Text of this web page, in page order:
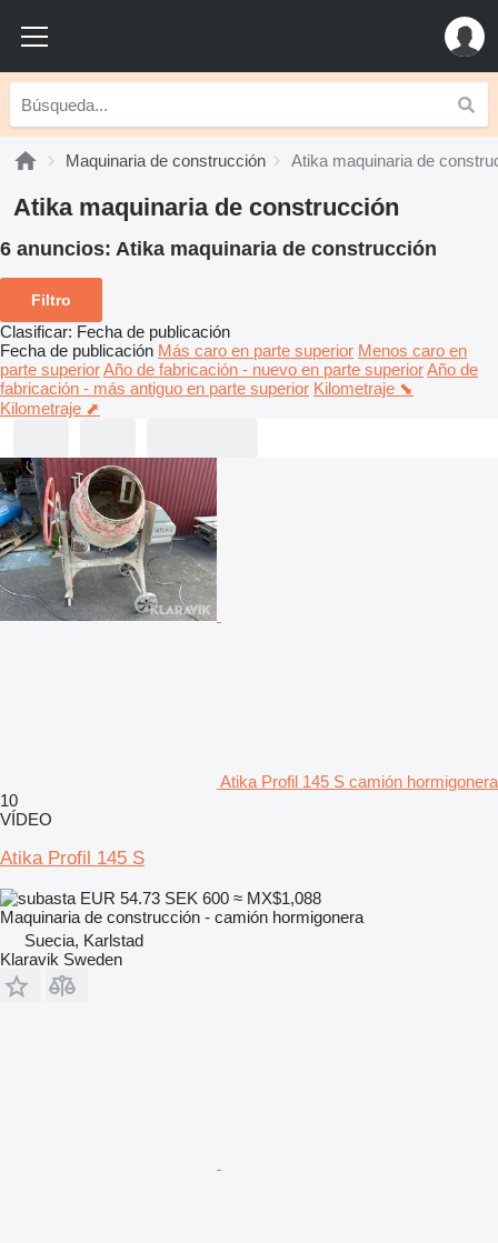
Maquinaria de construcción Atika maquinaria de
Atika maquinaria de construcción
6 anuncios: Atika maquinaria de construcción
Filtro
Clasificar: Fecha de publicación
Fecha de publicación Más caro en parte superior Menos caro en
parte superiorAño de fabricación - nuevo en parte superiorAño de
fabricación - más antiguo en parte superior Kilometraje ⬊
Kilometraje ⬈
Atika Profil 145 S camión hormigonera
10
VÍDEO
Atika Profil 145 S
EUR 54.73 SEK 600 ≈ MX$1,088
Maquinaria de construcción - camión hormigonera
Suecia, Karlstad
Klaravik Sweden